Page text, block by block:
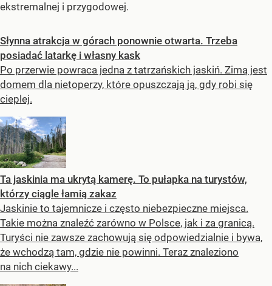
ekstremalnej i przygodowej.
Słynna atrakcja w górach ponownie otwarta. Trzeba
posiadać latarkę i własny kask
Po przerwie powraca jedna z tatrzańskich jaskiń. Zimą jest
domem dla nietoperzy, które opuszczają ją, gdy robi się
cieplej.
Ta jaskinia ma ukrytą kamerę. To pułapka na turystów,
którzy ciągle łamią zakaz
Jaskinie to tajemnicze i często niebezpieczne miejsca.
Takie można znaleźć zarówno w Polsce, jak i za granicą.
Turyści nie zawsze zachowują się odpowiedzialnie i bywa,
że wchodzą tam, gdzie nie powinni. Teraz znaleziono
na nich ciekawy...